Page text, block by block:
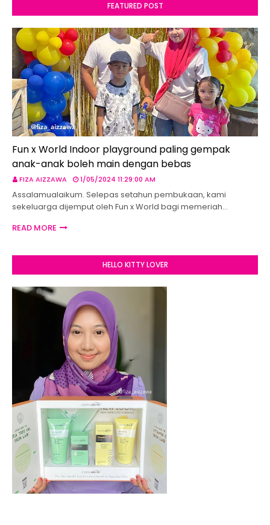
FEATURED POST
Fun x World Indoor playground paling gempak
anak-anak boleh main dengan bebas
FIZA AIZZAWA 1/05/2024 11:29:00 AM
Assalamualaikum. Selepas setahun pembukaan, kami
sekeluarga dijemput oleh Fun x World bagi memeriah…
READ MORE
HELLO KITTY LOVER